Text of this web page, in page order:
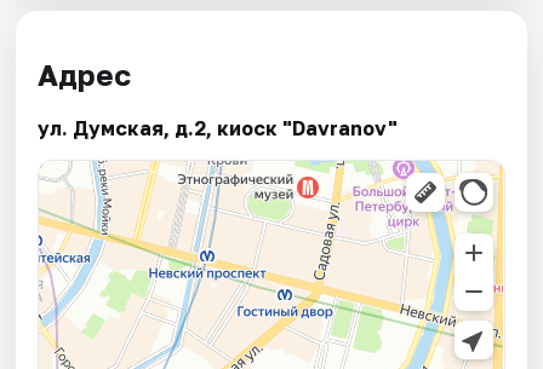
Адрес
ул. Думская, д.2, киоск "Davranov"